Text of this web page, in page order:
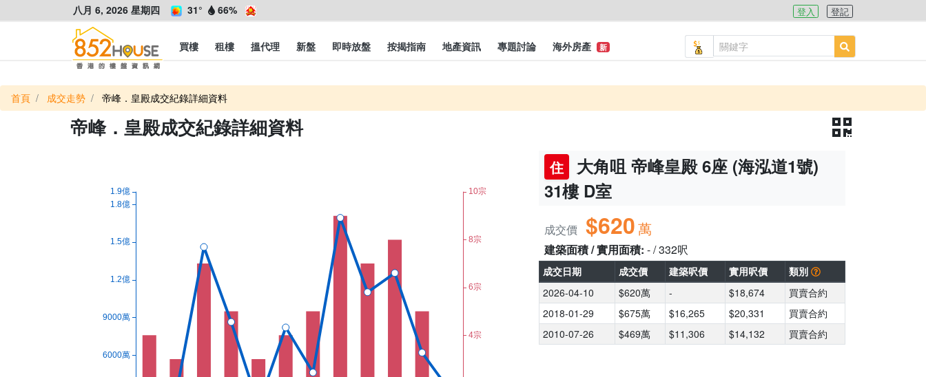
八月 6, 2026 星期四 31° 66% 登入 登記
買樓 租樓 搵代理 新盤 即時放盤 按揭指南 地產資訊 專題討論 海外房產 新
首頁 成交走勢 帝峰．皇殿成交紀錄詳細資料
帝峰．皇殿成交紀錄詳細資料
住
大角咀 帝峰皇殿 6座 (海泓道1號)
31樓 D室
成交價 $620萬
建築面積 / 實用面積: - / 332呎
成交日期 成交價 建築呎價 實用呎價
類別
2026-04-10
$620萬 - $18,674
買賣合約
2018-01-29
$675萬 $16,265 $20,331
買賣合約
2010-07-26
$469萬 $11,306 $14,132 買賣合約